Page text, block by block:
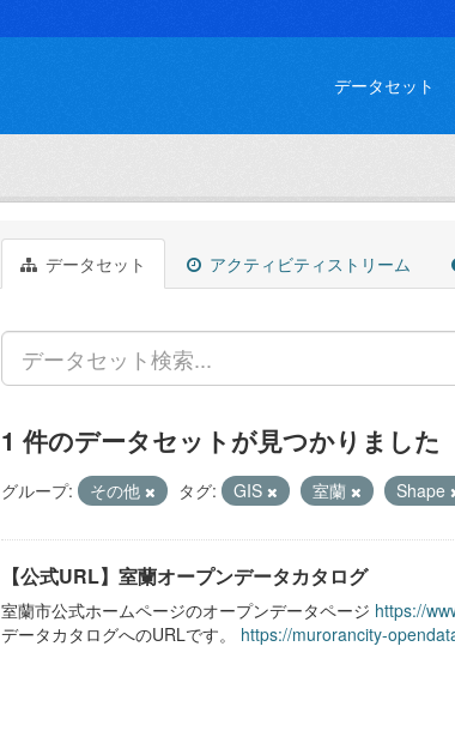
データセット
データセット アクティビティストリーム
1 件のデータセットが見つかりました
グループ: その他 タグ: GIS 室蘭 Shape
【公式URL】室蘭オープンデータカタログ
室蘭市公式ホームページのオープンデータページ https://
データカタログへのURLです。 https://murorancity-